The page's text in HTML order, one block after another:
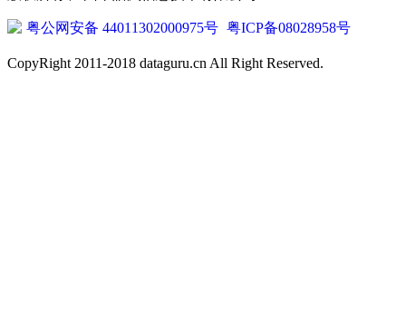
粤公网安备 44011302000975号 粤ICP备08028958号
CopyRight 2011-2018 dataguru.cn All Right Reserved.